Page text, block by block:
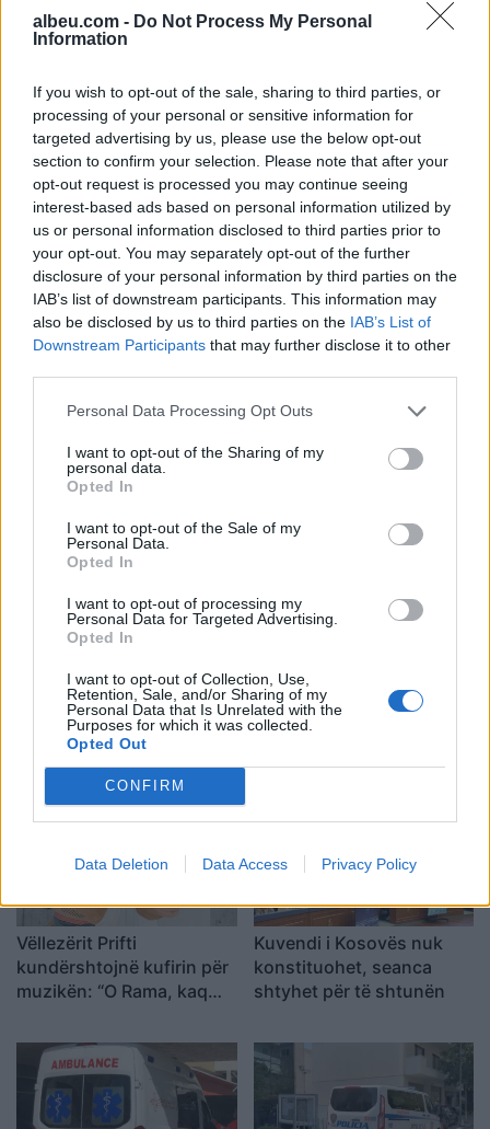
albeu.com - Do Not Process My Personal
Information
If you wish to opt-out of the sale, sharing to third parties, or
processing of your personal or sensitive information for
targeted advertising by us, please use the below opt-out
section to confirm your selection. Please note that after your
opt-out request is processed you may continue seeing
interest-based ads based on personal information utilized by
us or personal information disclosed to third parties prior to
your opt-out. You may separately opt-out of the further
disclosure of your personal information by third parties on the
IAB’s list of downstream participants. This information may
also be disclosed by us to third parties on the IAB’s List of
Downstream Participants that may further disclose it to other
Personal Data Processing Opt Outs
I want to opt-out of the Sharing of my
personal data.
Opted In
I want to opt-out of the Sale of my
Personal Data.
Opted In
I want to opt-out of processing my
Personal Data for Targeted Advertising.
Opted In
I want to opt-out of Collection, Use,
Retention, Sale, and/or Sharing of my
Personal Data that Is Unrelated with the
Purposes for which it was collected.
Opted Out
CONFIRM
Data Deletion Data Access Privacy Policy
Shtuarmë 12.05.2026 19:47
Tags:
ambasadori i be , tirane
automjeteve shtrihet për
5 km në territorin grek
një salle vallëzimi në
çojmë çështjen në
Thirrje nga Rrogozhina:
Banorët kundërshtojnë
bashkimin me Kavajën,
kërkojnë ruajtjen e
bashkisë së tyre
Diaspora proteston në
Sheshin Skënderbej,
meritojnë meritokraci dhe
Vëllezërit Prifti
kundërshtojnë kufirin për
muzikën: “O Rama, kaq
vendin? Keq e më keq!”
Kuvendi i Kosovës nuk
konstituohet, seanca
shtyhet për të shtunën